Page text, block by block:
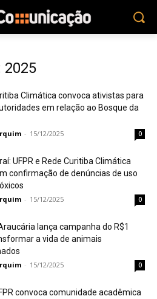
2025
Climática convoca ativistas para
em relação ao Bosque da
- 15/12/2025 0
UFPR e Rede Curitiba Climática
confirmação de denúncias de uso
- 15/12/2025 0
lança campanha do R$1
a vida de animais
- 15/12/2025 0
convoca comunidade acadêmica